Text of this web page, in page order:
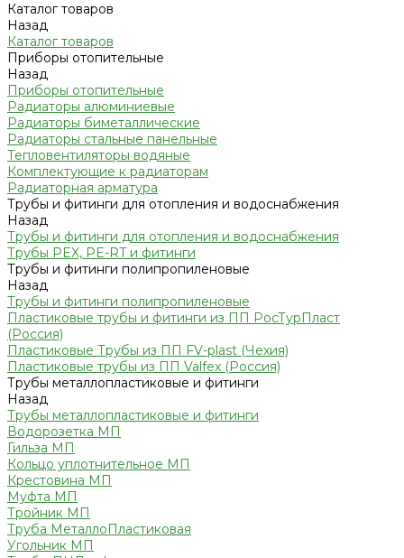
Каталог товаров
Назад
Каталог товаров
Приборы отопительные
Назад
Приборы отопительные
Радиаторы алюминиевые
Радиаторы биметаллические
Радиаторы стальные панельные
Тепловентиляторы водяные
Комплектующие к радиаторам
Радиаторная арматура
Трубы и фитинги для отопления и водоснабжения
Назад
Трубы и фитинги для отопления и водоснабжения
Трубы PEX, PE-RT и фитинги
Трубы и фитинги полипропиленовые
Назад
Трубы и фитинги полипропиленовые
Пластиковые трубы и фитинги из ПП РосТурПласт
(Россия)
Пластиковые Трубы из ПП FV-plast (Чехия)
Пластиковые трубы из ПП Valfex (Россия)
Трубы металлопластиковые и фитинги
Назад
Трубы металлопластиковые и фитинги
Водорозетка МП
Гильза МП
Кольцо уплотнительное МП
Крестовина МП
Муфта МП
Тройник МП
Труба МеталлоПластиковая
Угольник МП